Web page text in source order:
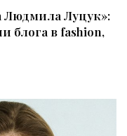
Людмила Луцук»:
блога в fashion,